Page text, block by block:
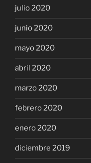
julio 2020
junio 2020
mayo 2020
abril 2020
marzo 2020
febrero 2020
enero 2020
diciembre 2019